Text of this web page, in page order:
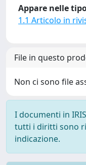
Appare nelle
1.1 Articolo in
File in questo
Non ci sono file
I documenti in
tutti i diritti sono
indicazione.